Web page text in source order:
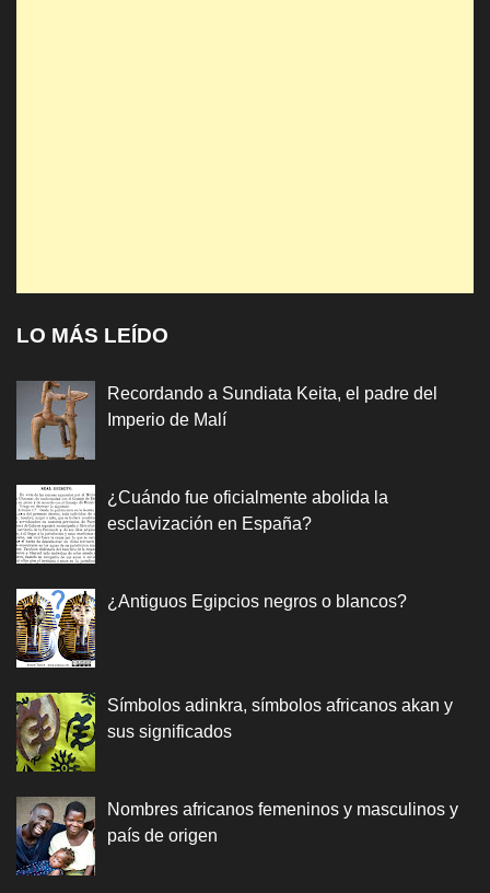
LO MÁS LEÍDO
Recordando a Sundiata Keita, el padre del
Imperio de Malí
¿Cuándo fue oficialmente abolida la
esclavización en España?
¿Antiguos Egipcios negros o blancos?
Símbolos adinkra, símbolos africanos akan y
sus significados
Nombres africanos femeninos y masculinos y
país de origen